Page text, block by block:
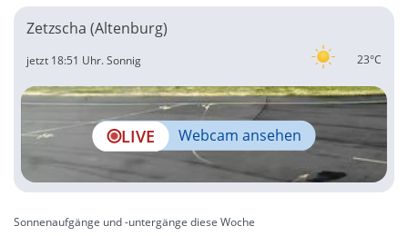
Zetzscha (Altenburg)
23°C
jetzt 18:51 Uhr.Sonnig
LIVE Webcam ansehen
Sonnenaufgänge und -untergänge diese Woche